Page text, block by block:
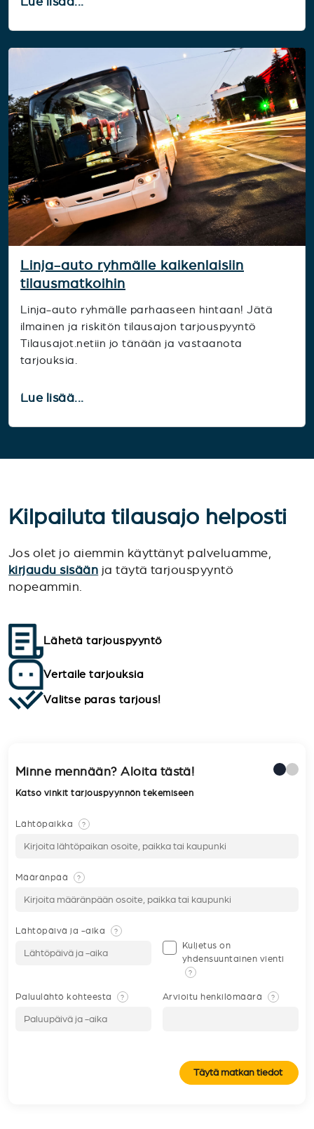
Linja-auto ryhmälle kaikenlaisiin
tilausmatkoihin
Linja-auto ryhmälle parhaaseen hintaan! Jätä
ilmainen ja riskitön tilausajon tarjouspyyntö
Tilausajot.netiin jo tänään ja vastaanota
tarjouksia.
Lue lisää...
Kilpailuta tilausajo helposti
Jos olet jo aiemmin käyttänyt palveluamme,
kirjaudu sisään ja täytä tarjouspyyntö
nopeammin.
Lähetä tarjouspyyntö
Vertaile tarjouksia
Valitse paras tarjous!
Minne mennään? Aloita tästä!
Katso vinkit tarjouspyynnön tekemiseen
Lähtöpaikka ?
Määränpää ?
Lähtöpäivä ja -aika ?
Kuljetus on
yhdensuuntainen vienti
?
Paluulähtö kohteesta ? Arvioitu henkilömäärä ?
Täytä matkan tiedot